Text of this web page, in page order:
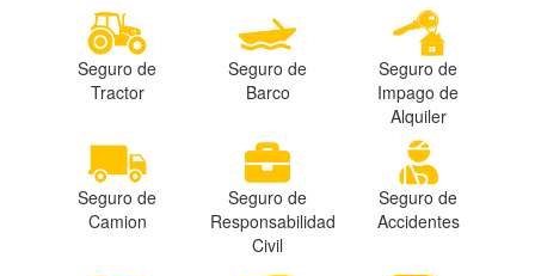
Seguro de
Tractor
Seguro de
Barco
Seguro de
Impago de
Alquiler
Seguro de
Camion
Seguro de
Responsabilidad
Civil
Seguro de
Accidentes